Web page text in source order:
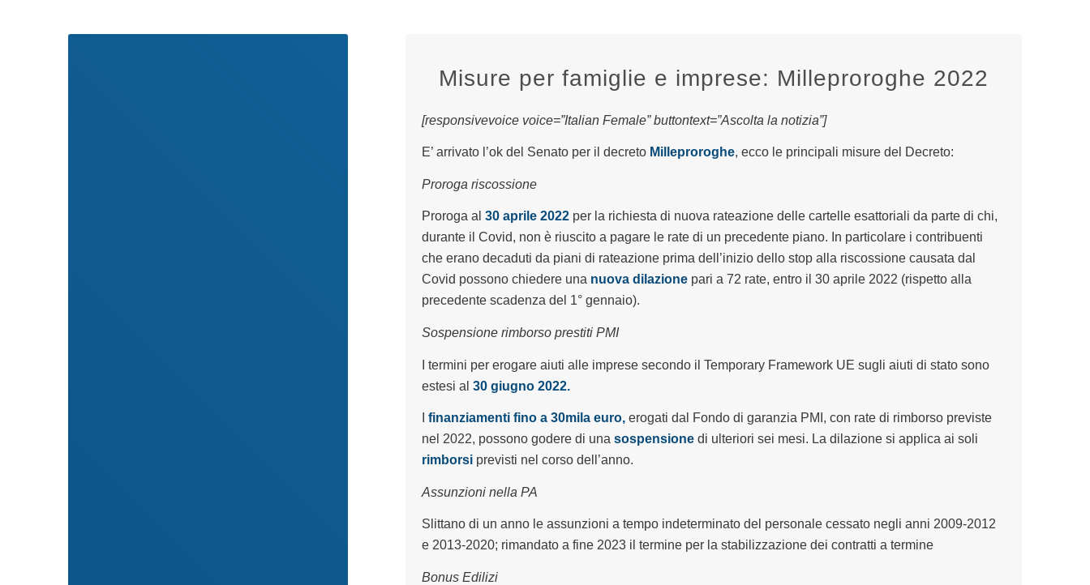
Misure per famiglie e imprese: Milleproroghe 2022
[responsivevoice voice=”Italian Female” buttontext=”Ascolta la notizia”]
E’ arrivato l’ok del Senato per il decreto Milleproroghe, ecco le principali misure del Decreto:
Proroga riscossione
Proroga al 30 aprile 2022per la richiesta di nuova rateazione delle cartelle esattoriali da parte di chi,
durante il Covid, non è riuscito a pagare le rate di un precedente piano. In particolare i contribuenti
che erano decaduti da piani di rateazione prima dell’inizio dello stop alla riscossione causata dal
Covid possono chiedere una nuova dilazionepari a 72 rate, entro il 30 aprile 2022 (rispetto alla
precedente scadenza del 1° gennaio).
Sospensione rimborso prestiti PMI
I termini per erogare aiuti alle imprese secondo il Temporary Framework UE sugli aiuti di stato sono
estesi al 30 giugno 2022.
finanziamenti fino a 30mila euro, erogati dal Fondo di garanzia PMI, con rate di rimborso previste
nel 2022, possono godere di una sospensionedi ulteriori sei mesi. La dilazione si applica ai soli
rimborsiprevisti nel corso dell’anno.
Assunzioni nella PA
Slittano di un anno le assunzioni a tempo indeterminato del personale cessato negli anni 2009-2012
e 2013-2020; rimandato a fine 2023 il termine per la stabilizzazione dei contratti a termine
Bonus Edilizi